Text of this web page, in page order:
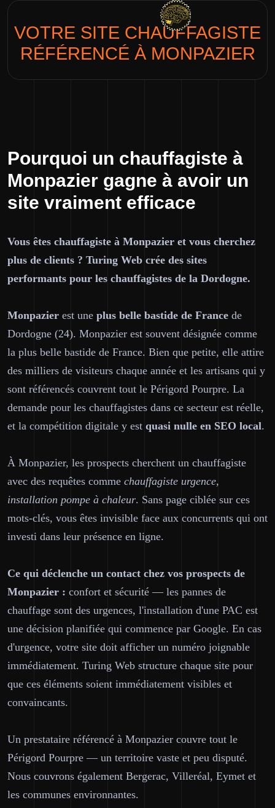
VOTRE SITE CHAUFFAGISTE
RÉFÉRENCÉ À MONPAZIER
Pourquoi un chauffagiste à
Monpazier gagne à avoir un
site vraiment efficace
Vous êtes chauffagiste à Monpazier et vous cherchez
plus de clients ? Turing Web crée des sites
performants pour les chauffagistes de la Dordogne.
Monpazier est une plus belle bastide de France de
Dordogne (24). Monpazier est souvent désignée comme
la plus belle bastide de France. Bien que petite, elle attire
des milliers de visiteurs chaque année et les artisans qui y
sont référencés couvrent tout le Périgord Pourpre. La
demande pour les chauffagistes dans ce secteur est réelle,
et la compétition digitale y est quasi nulle en SEO local.
À Monpazier, les prospects cherchent un chauffagiste
avec des requêtes comme chauffagiste urgence,
installation pompe à chaleur. Sans page ciblée sur ces
mots-clés, vous êtes invisible face aux concurrents qui ont
investi dans leur présence en ligne.
Ce qui déclenche un contact chez vos prospects de
Monpazier : confort et sécurité — les pannes de
chauffage sont des urgences, l'installation d'une PAC est
une décision planifiée qui commence par Google. En cas
d'urgence, votre site doit afficher un numéro joignable
immédiatement. Turing Web structure chaque site pour
que ces éléments soient immédiatement visibles et
convaincants.
Un prestataire référencé à Monpazier couvre tout le
Périgord Pourpre — un territoire vaste et peu disputé.
Nous couvrons également Bergerac, Villeréal, Eymet et
les communes environnantes.